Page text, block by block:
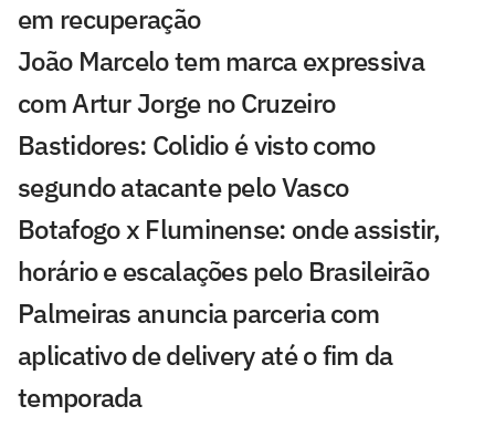
em recuperação
João Marcelo tem marca expressiva
com Artur Jorge no Cruzeiro
Bastidores: Colidio é visto como
segundo atacante pelo Vasco
Botafogo x Fluminense: onde assistir,
horário e escalações pelo Brasileirão
Palmeiras anuncia parceria com
aplicativo de delivery até o fim da
temporada